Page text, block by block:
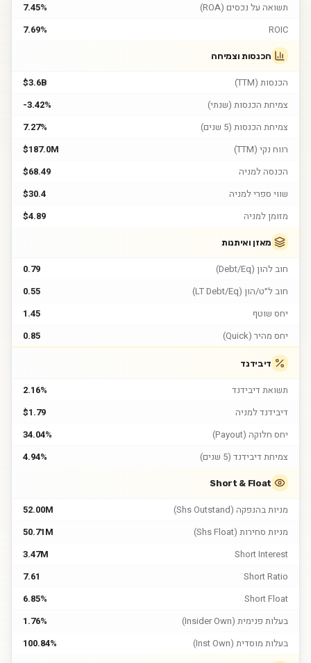
תשואה על נכסים (ROA)
7.45%
ROIC
7.69%
הכנסות וצמיחה
הכנסות (TTM)
$3.6B
צמיחת הכנסות (שנתי)
-3.42%
צמיחת הכנסות (5 שנים)
7.27%
רווח נקי (TTM)
$187.0M
הכנסה למניה
$68.49
שווי ספרי למניה
$30.4
מזומן למניה
$4.89
מאזן ואיתנות
חוב להון (Debt/Eq)
0.79
חוב ל״ט/הון (LT Debt/Eq)
0.55
יחס שוטף
1.45
יחס מהיר (Quick)
0.85
דיבידנד
תשואת דיבידנד
2.16%
דיבידנד למניה
$1.79
יחס חלוקה (Payout)
34.04%
צמיחת דיבידנד (5 שנים)
4.94%
Short & Float
מניות בהנפקה (Shs Outstand)
52.00M
מניות סחירות (Shs Float)
50.71M
Short Interest
3.47M
Short Ratio
7.61
Short Float
6.85%
בעלות פנימית (Insider Own)
1.76%
בעלות מוסדית (Inst Own)
100.84%